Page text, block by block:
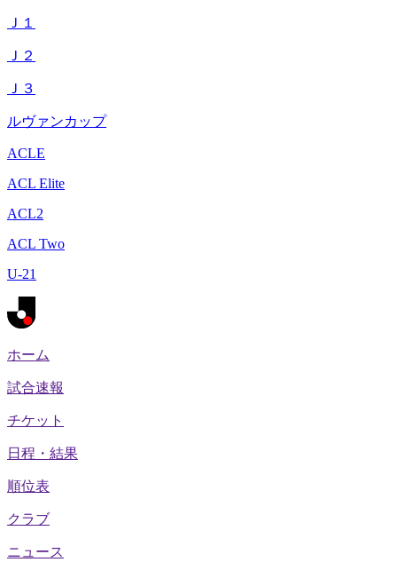
Ｊ１
Ｊ２
Ｊ３
ルヴァンカップ
ACLE
ACL Elite
ACL2
ACL Two
U-21
ホーム
試合速報
チケット
日程・結果
順位表
クラブ
ニュース